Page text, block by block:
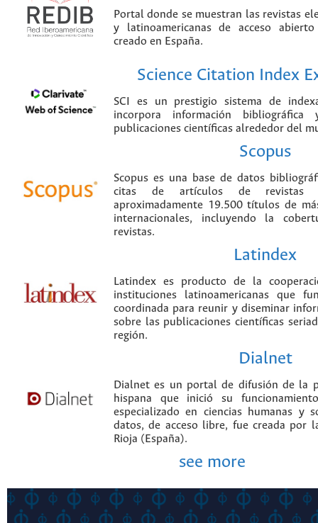
Portal donde se muestran las revistas
y latinoamericanas de acceso
creado en España.
Science Citation Index
SCI es un prestigio sistema de
incorpora información
publicaciones científicas alrededor del
Scopus
Scopus es una base de datos
citas de artículos de revistas
aproximadamente 19.500 títulos de
internacionales, incluyendo la
revistas.
Latindex
Latindex es producto de la
instituciones latinoamericanas que
coordinada para reunir y diseminar
sobre las publicaciones científicas
región.
Dialnet
Dialnet es un portal de difusión de la
hispana que inició su
especializado en ciencias humanas y
datos, de acceso libre, fue creada por
Rioja (España).
see more